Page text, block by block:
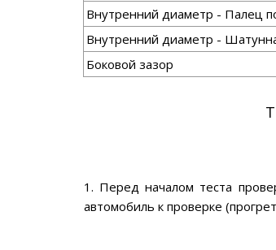
Внутренний диаметр - Палец
Внутренний диаметр -
Боковой зазор
1. Перед началом теста
автомобиль к проверке